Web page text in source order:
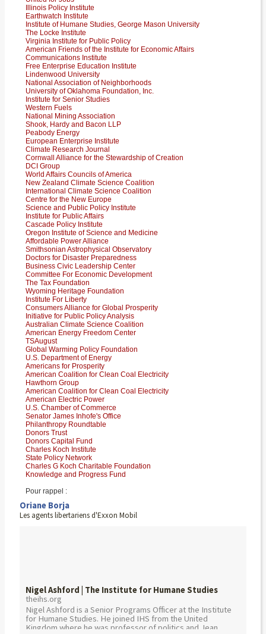
Illinois Policy Institute
Earthwatch Institute
Institute of Humane Studies, George Mason University
The Locke Institute
Virginia Institute for Public Policy
American Friends of the Institute for Economic Affairs
Communications Institute
Free Enterprise Education Institute
Lindenwood University
National Association of Neighborhoods
University of Oklahoma Foundation, Inc.
Institute for Senior Studies
Western Fuels
National Mining Association
Shook, Hardy and Bacon LLP
Peabody Energy
European Enterprise Institute
Climate Research Journal
Cornwall Alliance for the Stewardship of Creation
DCI Group
World Affairs Councils of America
New Zealand Climate Science Coalition
International Climate Science Coalition
Centre for the New Europe
Science and Public Policy Institute
Institute for Public Affairs
Cascade Policy Institute
Oregon Institute of Science and Medicine
Affordable Power Alliance
Smithsonian Astrophysical Observatory
Doctors for Disaster Preparedness
Business Civic Leadership Center
Committee For Economic Development
The Tax Foundation
Wyoming Heritage Foundation
Institute For Liberty
Consumers Alliance for Global Prosperity
Initiative for Public Policy Analysis
Australian Climate Science Coalition
American Energy Freedom Center
TSAugust
Global Warming Policy Foundation
U.S. Department of Energy
Americans for Prosperity
American Coalition for Clean Coal Electricity
Hawthorn Group
American Coalition for Clean Coal Electricity
American Electric Power
U.S. Chamber of Commerce
Senator James Inhofe's Office
Philanthropy Roundtable
Donors Trust
Donors Capital Fund
Charles Koch Institute
State Policy Network
Charles G Koch Charitable Foundation
Knowledge and Progress Fund
Pour rappel :
Oriane Borja
Les agents libertariens d'Exxon Mobil
Nigel Ashford | The Institute for Humane Studies
theihs.org
Nigel Ashford is a Senior Programs Officer at the Institute
for Humane Studies. He joined IHS from the United
Kingdom where he was professor of politics and Jean